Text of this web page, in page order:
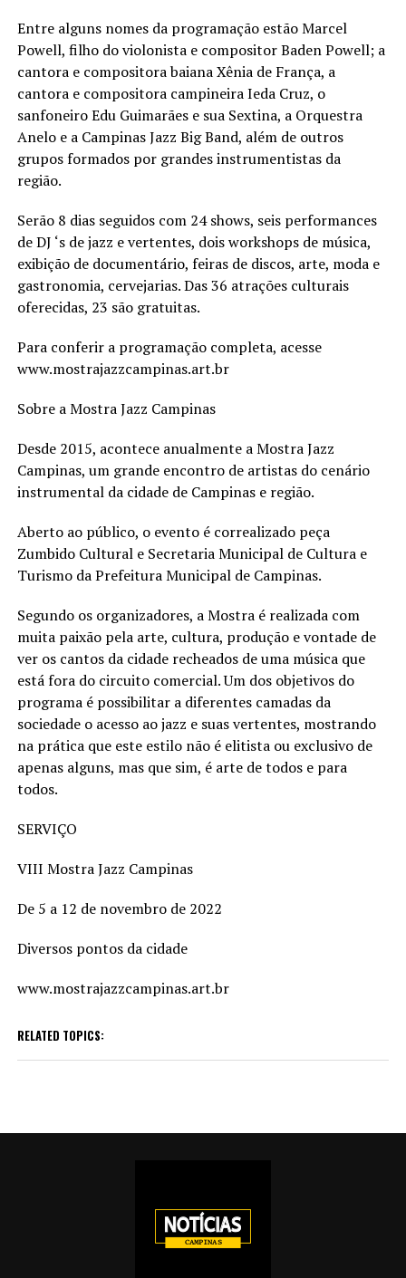
Entre alguns nomes da programação estão Marcel
Powell, filho do violonista e compositor Baden Powell; a
cantora e compositora baiana Xênia de França, a
cantora e compositora campineira Ieda Cruz, o
sanfoneiro Edu Guimarães e sua Sextina, a Orquestra
Anelo e a Campinas Jazz Big Band, além de outros
grupos formados por grandes instrumentistas da
região.
Serão 8 dias seguidos com 24 shows, seis performances
de DJ ‘s de jazz e vertentes, dois workshops de música,
exibição de documentário, feiras de discos, arte, moda e
gastronomia, cervejarias. Das 36 atrações culturais
oferecidas, 23 são gratuitas.
Para conferir a programação completa, acesse
www.mostrajazzcampinas.art.br
Sobre a Mostra Jazz Campinas
Desde 2015, acontece anualmente a Mostra Jazz
Campinas, um grande encontro de artistas do cenário
instrumental da cidade de Campinas e região.
Aberto ao público, o evento é correalizado peça
Zumbido Cultural e Secretaria Municipal de Cultura e
Turismo da Prefeitura Municipal de Campinas.
Segundo os organizadores, a Mostra é realizada com
muita paixão pela arte, cultura, produção e vontade de
ver os cantos da cidade recheados de uma música que
está fora do circuito comercial. Um dos objetivos do
programa é possibilitar a diferentes camadas da
sociedade o acesso ao jazz e suas vertentes, mostrando
na prática que este estilo não é elitista ou exclusivo de
apenas alguns, mas que sim, é arte de todos e para
todos.
SERVIÇO
VIII Mostra Jazz Campinas
De 5 a 12 de novembro de 2022
Diversos pontos da cidade
www.mostrajazzcampinas.art.br
RELATED TOPICS: